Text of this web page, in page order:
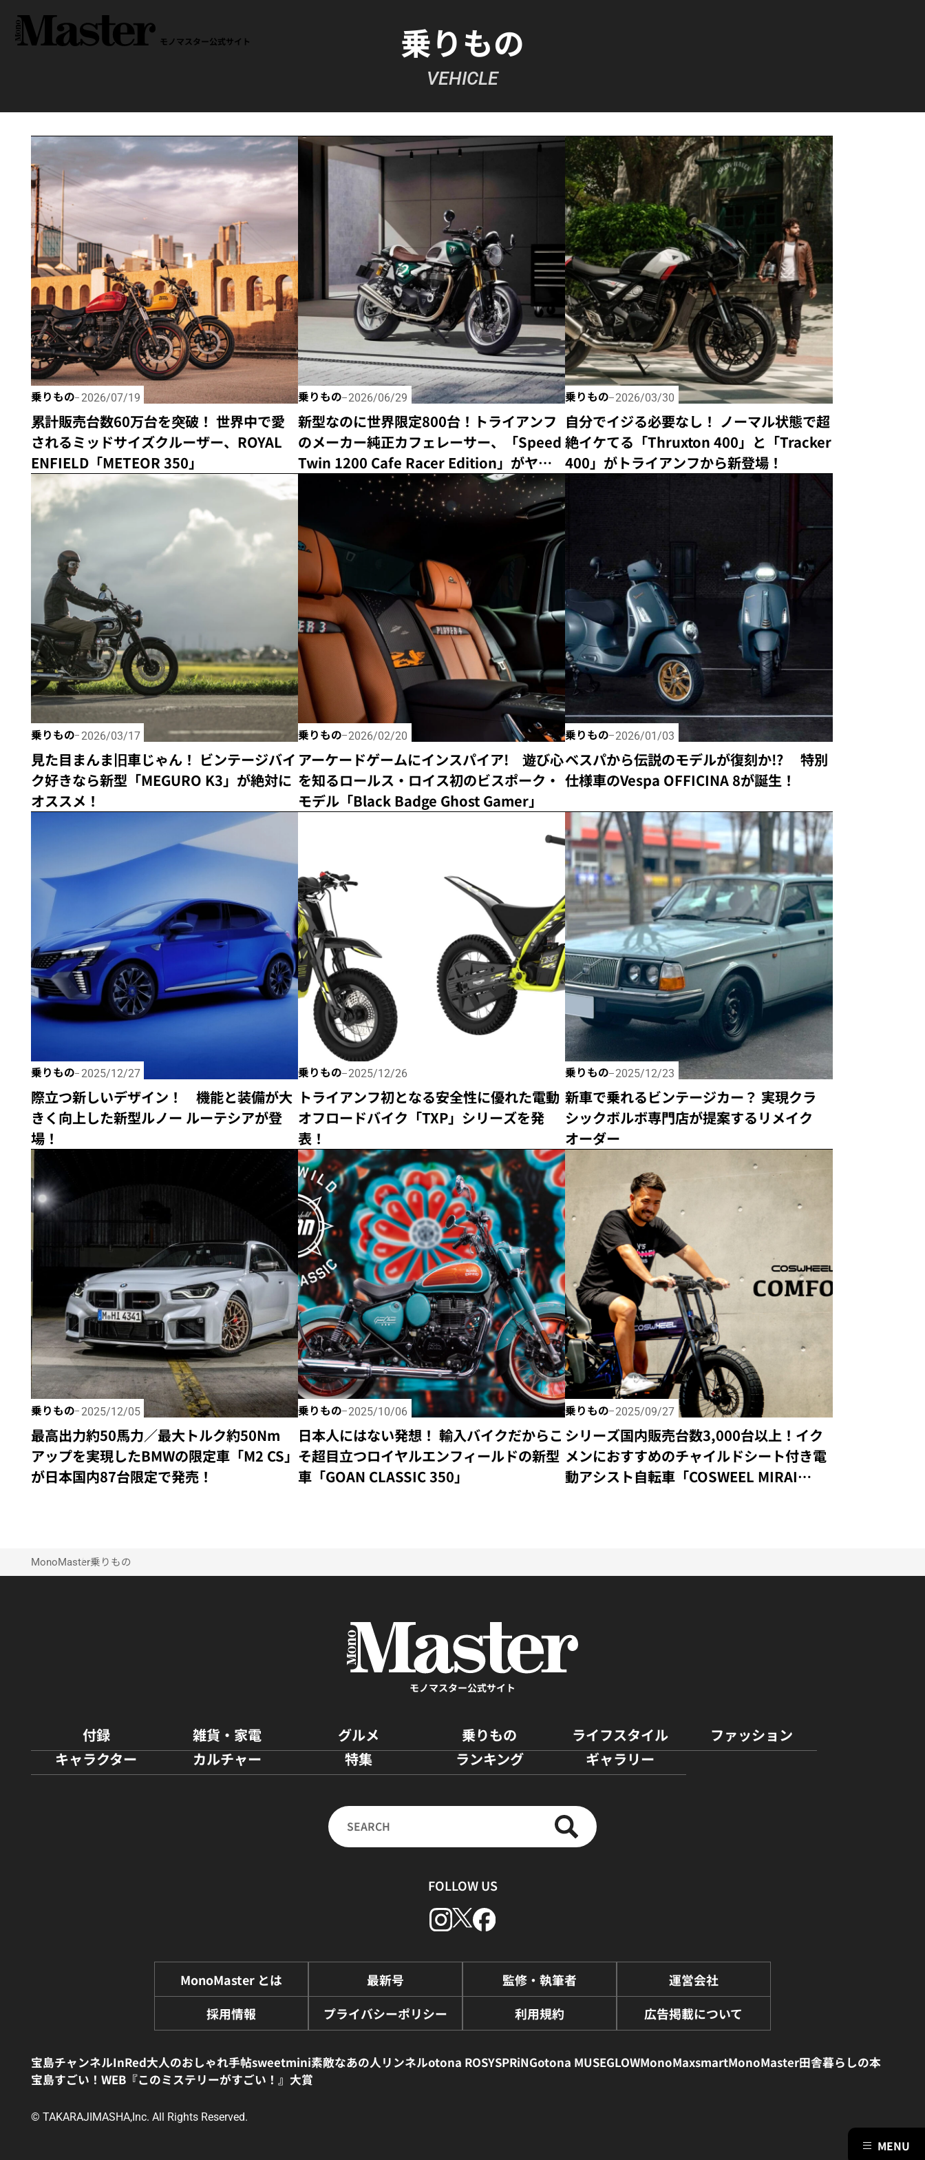
モノマスター公式サイト 乗りもの
VEHICLE
乗りもの 2026/07/19
累計販売台数60万台を突破！ 世界中で愛
されるミッドサイズクルーザー、ROYAL
ENFIELD「METEOR 350」
乗りもの 2026/06/29
新型なのに世界限定800台！トライアンフ
のメーカー純正カフェレーサー、「Speed
Twin 1200 Cafe Racer Edition」がヤバ
すぎるって！
乗りもの 2026/03/30
自分でイジる必要なし！ ノーマル状態で超
絶イケてる「Thruxton 400」と「Tracker
400」がトライアンフから新登場！
乗りもの 2026/03/17
見た目まんま旧車じゃん！ ビンテージバイ
ク好きなら新型「MEGURO K3」が絶対に
オススメ！
乗りもの 2026/02/20
アーケードゲームにインスパイア! 遊び心
を知るロールス・ロイス初のビスポーク・
モデル「Black Badge Ghost Gamer」
乗りもの 2026/01/03
ベスパから伝説のモデルが復刻か!? 特別
仕様車のVespa OFFICINA 8が誕生！
乗りもの 2025/12/27
際立つ新しいデザイン！ 機能と装備が大
きく向上した新型ルノー ルーテシアが登
場！
乗りもの 2025/12/26
トライアンフ初となる安全性に優れた電動
オフロードバイク「TXP」シリーズを発
表！
乗りもの 2025/12/23
新車で乗れるビンテージカー？ 実現クラ
シックボルボ専門店が提案するリメイク
オーダー
乗りもの 2025/12/05
最高出力約50馬力／最大トルク約50Nm
アップを実現したBMWの限定車「M2 CS」
が日本国内87台限定で発売！
乗りもの 2025/10/06
日本人にはない発想！ 輸入バイクだからこ
そ超目立つロイヤルエンフィールドの新型
車「GOAN CLASSIC 350」
乗りもの 2025/09/27
シリーズ国内販売台数3,000台以上！イク
メンにおすすめのチャイルドシート付き電
動アシスト自転車「COSWEEL MIRAI
MonoMaster乗りもの
モノマスター公式サイト
付録 雑貨・家電 グルメ 乗りもの ライフスタイル
ファッション
キャラクター
カルチャー 特集 ランキング ギャラリー
FOLLOW US
MonoMaster とは 最新号 監修・執筆者
運営会社
採用情報
プライバシーポリシー 利用規約 広告掲載について
宝島チャンネルInRed大人のおしゃれ手帖sweetmini素敵なあの人 リンネルotona ROSYSPRiNGotona MUSEGLOWMonoMaxsmartMonoMaster田舎暮らしの本
宝島すごい！WEB『このミステリーがすごい！』大賞
© TAKARAJIMASHA,Inc. All Rights Reserved.